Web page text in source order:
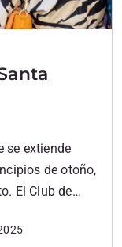
se extiende
de otoño,
El Club de
Torneo